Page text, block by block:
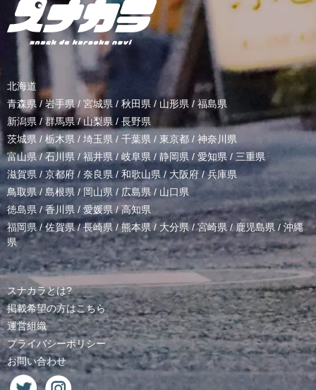
北海道
青森県 / 岩手県/ 宮城県 / 秋田県 / 山形県/ 福島県
新潟県 /群馬県/山梨県 / 長野県
茨城県 / 栃木県 / 埼玉県 / 千葉県 / 東京都 / 神奈川県
富山県 /石川県/福井県/岐阜県 / 静岡県 / 愛知県 / 三重県
滋賀県 / 京都府 / 奈良県 / 和歌山県/ 大阪府 /兵庫県
鳥取県/ 島根県 /岡山県/ 広島県 / 山口県
徳島県 /香川県 / 愛媛県/高知県
福岡県/佐賀県/長崎県 /熊本県/ 大分県/宮崎県 /鹿児島県 / 沖縄
県
スナカラとは?
掲載希望の方はこちら
運営組織
プライバシーポリシー
お問い合わせ